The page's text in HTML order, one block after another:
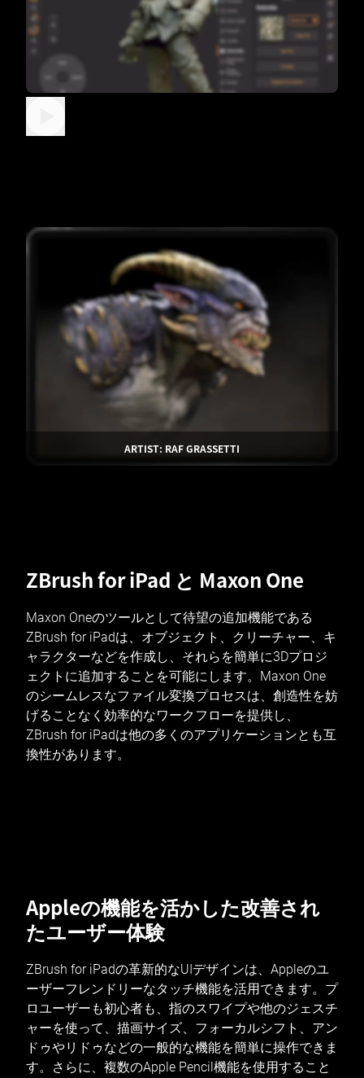
ARTIST: RAF GRASSETTI
ZBrush for iPad と Maxon One
Maxon Oneのツールとして待望の追加機能である
ZBrush for iPadは、オブジェクト、クリーチャー、キ
ャラクターなどを作成し、それらを簡単に3Dプロジ
ェクトに追加することを可能にします。Maxon One
のシームレスなファイル変換プロセスは、創造性を妨
げることなく効率的なワークフローを提供し、
ZBrush for iPadは他の多くのアプリケーションとも互
換性があります。
Appleの機能を活かした改善され
たユーザー体験
ZBrush for iPadの革新的なUIデザインは、Appleのユ
ーザーフレンドリーなタッチ機能を活用できます。プ
ロユーザーも初心者も、指のスワイプや他のジェスチ
ャーを使って、描画サイズ、フォーカルシフト、アン
ドゥやリドゥなどの一般的な機能を簡単に操作できま
す。さらに、複数のApple Pencil機能を使用すること